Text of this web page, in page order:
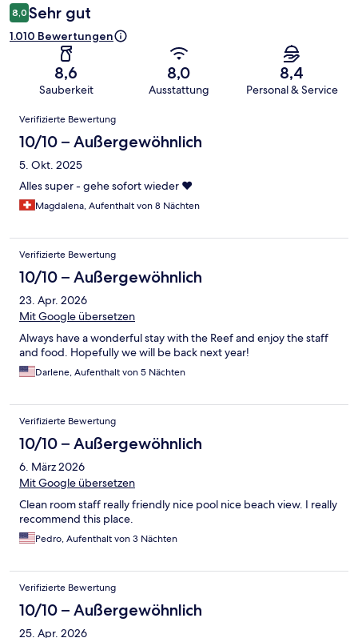
8,0 Sehr gut
1.010 Bewertungen
8,6
Sauberkeit
8,0
Ausstattung
8,4
Personal & Service
Bewertungen
Verifizierte Bewertung
10/10 – Außergewöhnlich
5. Okt. 2025
Alles super - gehe sofort wieder ❤️
Magdalena, Aufenthalt von 8 Nächten
Verifizierte Bewertung
10/10 – Außergewöhnlich
23. Apr. 2026
Mit Google übersetzen
Always have a wonderful stay with the Reef and enjoy the staff
and food. Hopefully we will be back next year!
Darlene, Aufenthalt von 5 Nächten
Verifizierte Bewertung
10/10 – Außergewöhnlich
6. März 2026
Mit Google übersetzen
Clean room staff really friendly nice pool nice beach view. I really
recommend this place.
Pedro, Aufenthalt von 3 Nächten
Verifizierte Bewertung
10/10 – Außergewöhnlich
25. Apr. 2026